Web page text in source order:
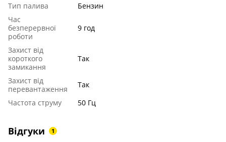
Тип палива
Бензин
Час
безперервної
роботи
9 год
Захист від
короткого
замикання
Так
Захист від
перевантаження
Так
Частота струму
50 Гц
Відгуки 1